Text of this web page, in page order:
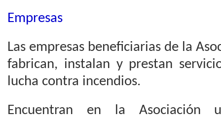
Empresas
Las empresas beneficiarias de la
fabrican, instalan y prestan
lucha contra incendios.
Encuentran en la Asociación